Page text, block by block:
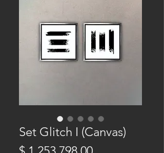
Set Glitch I (Canvas)